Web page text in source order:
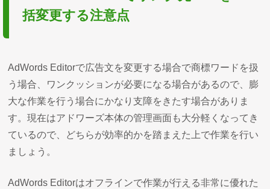
括変更する注意点
AdWords Editorで広告文を変更する場合で商標ワードを扱
う場合、ワンクッションが必要になる場合があるので、膨
大な作業を行う場合にかなり支障をきたす場合がありま
す。現在はアドワーズ本体の管理画面も大分軽くなってき
ているので、どちらが効率的かを踏まえた上で作業を行い
ましょう。
AdWords Editorはオフラインで作業が行える非常に優れた